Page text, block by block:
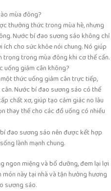
mùa đông?
thưởng thức trong mùa hè, nhưng
Nước bí đao sương sáo không chỉ
cho sức khỏe nói chung. Nó giúp
trọng trong mùa đông khi cơ thể cần.
uống giảm cân không?
thức uống giảm cân trực tiếp,
Nước bí đao sương sáo có thể
chất xơ, giúp tạo cảm giác no lâu
thay thế cho các đồ uống có nhiều
đao sương sáo nên được kết hợp
lành mạnh chung.
ngon miệng và bổ dưỡng, đem lại lợi
này tại nhà và tận hưởng hương
sương sáo.